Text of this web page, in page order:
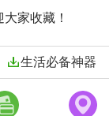
家收藏！
生活必备神器